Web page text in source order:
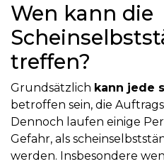
Wen kann die
treffen?
Grundsätzlich kann jede
betroffen sein, die
Dennoch laufen einige
Gefahr, als
werden. Insbesondere